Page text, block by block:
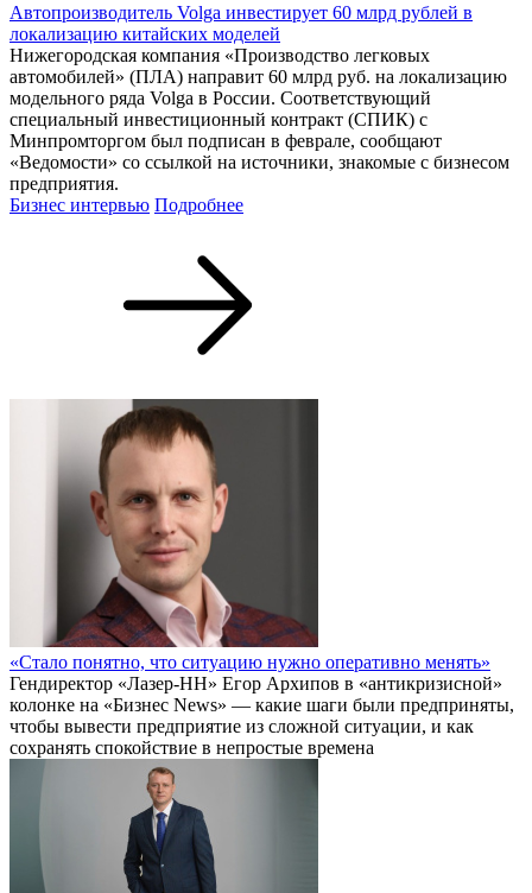
Автопроизводитель Volga инвестирует 60 млрд рублей в
локализацию китайских моделей
Нижегородская компания «Производство легковых
автомобилей» (ПЛА) направит 60 млрд руб. на локализацию
модельного ряда Volga в России. Соответствующий
специальный инвестиционный контракт (СПИК) с
Минпромторгом был подписан в феврале, сообщают
«Ведомости» со ссылкой на источники, знакомые с бизнесом
предприятия.
Бизнес интервью Подробнее
«Стало понятно, что ситуацию нужно оперативно менять»
Гендиректор «Лазер-НН» Егор Архипов в «антикризисной»
колонке на «Бизнес News» — какие шаги были предприняты,
чтобы вывести предприятие из сложной ситуации, и как
сохранять спокойствие в непростые времена